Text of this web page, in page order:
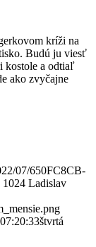
kríži na
Budú ju viesť
kostole a odtiaľ
ako zvyčajne
07/650FC8CB-
1024 Ladislav
štvrtá